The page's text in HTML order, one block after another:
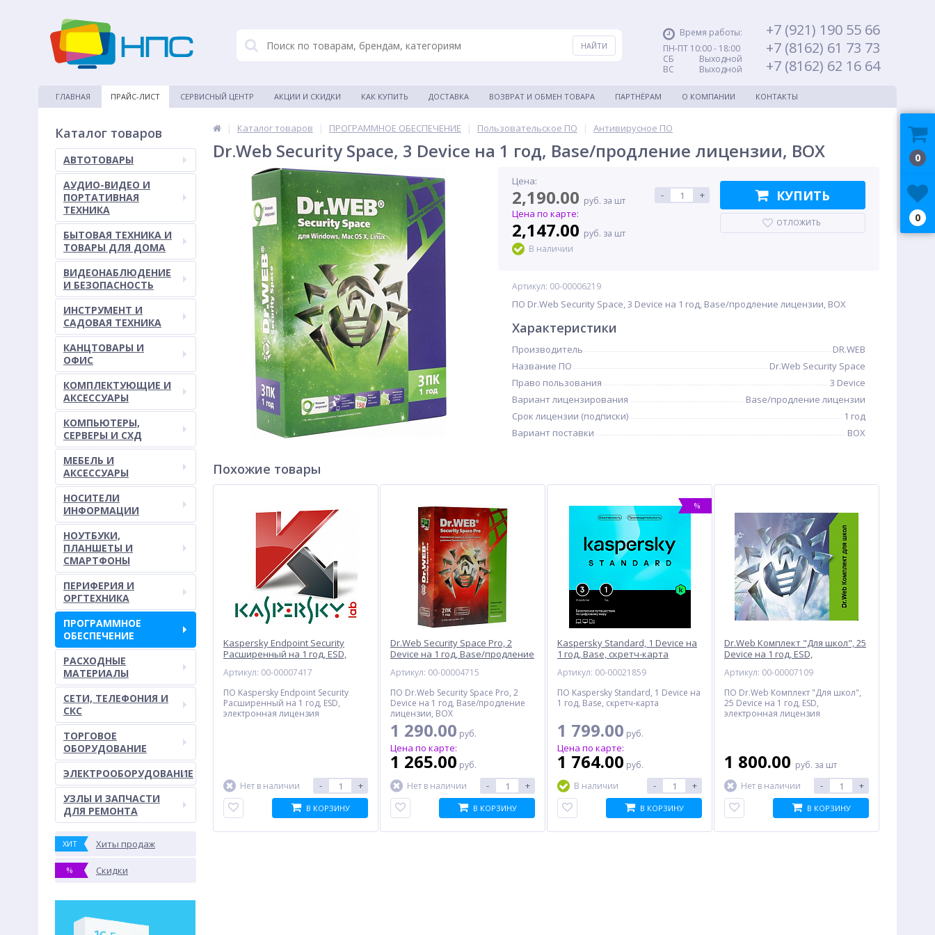
Время работы:
ПН-ПТ 10:00 - 18:00
СБ Выходной
ВС Выходной
+7 (921) 190 55 66
+7 (8162) 61 73 73
+7 (8162) 62 16 64
ГЛАВНАЯ ПРАЙС-ЛИСТ СЕРВИСНЫЙ ЦЕНТР АКЦИИ И СКИДКИ КАК КУПИТЬ ДОСТАВКА ВОЗВРАТ И ОБМЕН ТОВАРА ПАРТНЁРАМ О КОМПАНИИ КОНТАКТЫ
Каталог товаров
АВТОТОВАРЫ
АУДИО-ВИДЕО И
ПОРТАТИВНАЯ
ТЕХНИКА
БЫТОВАЯ ТЕХНИКА И
ТОВАРЫ ДЛЯ ДОМА
ВИДЕОНАБЛЮДЕНИЕ
И БЕЗОПАСНОСТЬ
ИНСТРУМЕНТ И
САДОВАЯ ТЕХНИКА
КАНЦТОВАРЫ И
ОФИС
КОМПЛЕКТУЮЩИЕ И
АКСЕССУАРЫ
КОМПЬЮТЕРЫ,
СЕРВЕРЫ И СХД
МЕБЕЛЬ И
АКСЕССУАРЫ
НОСИТЕЛИ
ИНФОРМАЦИИ
НОУТБУКИ,
ПЛАНШЕТЫ И
СМАРТФОНЫ
ПЕРИФЕРИЯ И
ОРГТЕХНИКА
ПРОГРАММНОЕ
ОБЕСПЕЧЕНИЕ
РАСХОДНЫЕ
МАТЕРИАЛЫ
СЕТИ, ТЕЛЕФОНИЯ И
СКС
ТОРГОВОЕ
ОБОРУДОВАНИЕ
ЭЛЕКТРООБОРУДОВАНИЕ
УЗЛЫ И ЗАПЧАСТИ
ДЛЯ РЕМОНТА
ХИТ Хиты продаж
% Скидки
| Каталог товаров | ПРОГРАММНОЕ ОБЕСПЕЧЕНИЕ | Пользовательское ПО | Антивирусное ПО
Dr.Web Security Space, 3 Device на 1 год, Base/продление лицензии, BOX
Цена:
2,190.00 руб. за шт
Цена по карте:
2,147.00 руб. за шт
В наличии
- + КУПИТЬ
ОТЛОЖИТЬ
Артикул: 00-00006219
ПО Dr.Web Security Space, 3 Device на 1 год, Base/продление лицензии, BOX
Характеристики
Производитель
DR.WEB
Название ПО
Dr.Web Security Space
Право пользования
3 Device
Вариант лицензирования
Base/продление лицензии
Срок лицензии (подписки)
1 год
Вариант поставки
BOX
Похожие товары
Kaspersky Endpoint Security
Расширенный на 1 год, ESD,
Артикул: 00-00007417
ПО Kaspersky Endpoint Security
Расширенный на 1 год, ESD,
электронная лицензия
Нет в наличии - +
В КОРЗИНУ
Dr.Web Security Space Pro, 2
Device на 1 год, Base/продление
Артикул: 00-00004715
ПО Dr.Web Security Space Pro, 2
Device на 1 год, Base/продление
лицензии, BOX
1 290.00 руб.
Цена по карте:
1 265.00 руб.
Нет в наличии
- +
В КОРЗИНУ
%
Kaspersky Standard, 1 Device на
1 год, Base, скретч-карта
Артикул: 00-00021859
ПО Kaspersky Standard, 1 Device на
1 год, Base, скретч-карта
1 799.00 руб.
Цена по карте:
1 764.00 руб.
В наличии
- +
В КОРЗИНУ
Dr.Web Комплект "Для школ", 25
Device на 1 год, ESD,
Артикул: 00-00007109
ПО Dr.Web Комплект "Для школ",
25 Device на 1 год, ESD,
электронная лицензия
1 800.00 руб. за шт
Нет в наличии
- +
В КОРЗИНУ
0
0